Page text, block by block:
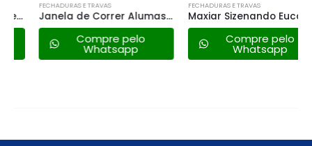
FECHADURAS E TRAVAS
Janela de Correr Alumasa – 3 Folhas com Veneziana 100×100 Branca
Compre pelo
Whatsapp
FECHADURAS E TRAVAS
Maxiar Sizenando Eucalipto – 120×120 V.i
Compre pelo
Whatsapp